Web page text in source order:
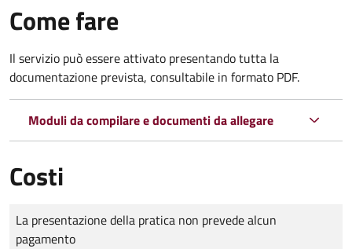
Come fare
Il servizio può essere attivato presentando tutta la
documentazione prevista, consultabile in formato PDF.
Moduli da compilare e documenti da allegare
Costi
Tipo di pagamento
Importo
La presentazione della pratica non prevede alcun
pagamento